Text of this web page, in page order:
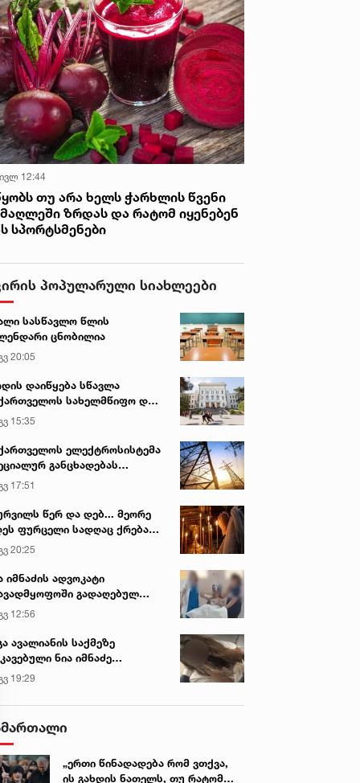
ოკუპაციას
12:44
თუ არა ხელს ჭარხლის წვენი
ზრდას და რატომ იყენებენ
სპორტსმენები
პოპულარული სიახლეები
სასწავლო წლის
ცნობილია
20:05
დაიწყება სწავლა
სახელმწიფო და
უნივერსიტეტებში
15:35
ელექტროსისტემა
განცხადებას
17:51
წერ და დებ... მეორე
ფურცელი სადღაც ქრება
სურვილი სრულდება...“ -
ტაძარი შიდა
20:25
იმნაძის ადვოკატი
გადაღებულ
ავრცელებს
12:56
ავალიანის საქმეზე
ნია იმნაძე
გადაჰყავთ
19:29
„ერთი წინადადება რომ ვთქვა,
ის გახდის ნათელს, თუ რატომ